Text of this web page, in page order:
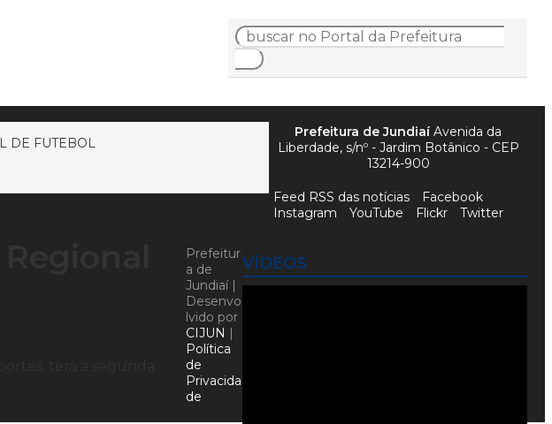
DE FUTEBOL
VÍDEOS
Prefeitura de JundiaíAvenida da
Liberdade, s/nº - Jardim Botânico - CEP
13214-900
Feed RSS das notícias
Facebook
Instagram
YouTube Flickr Twitter
Prefeitur
a de
Jundiaí |
Desenvo
lvido por
CIJUN |
Política
de
Privacida
de